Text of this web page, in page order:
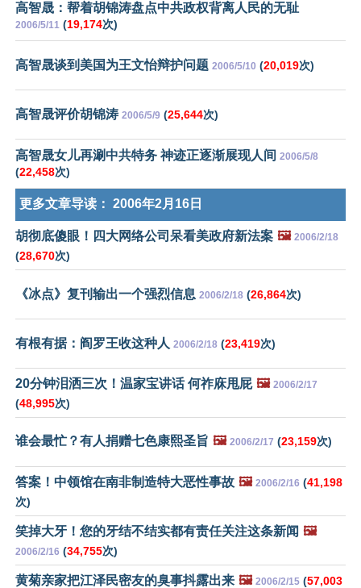
高智晟：帮着胡锦涛盘点中共政权背离人民的无耻
2006/5/11 (19,174次)
高智晟谈到美国为王文怡辩护问题 2006/5/10 (20,019次)
高智晟评价胡锦涛 2006/5/9 (25,644次)
高智晟女儿再涮中共特务 神迹正逐渐展现人间 2006/5/8
(22,458次)
更多文章导读： 2006年2月16日
胡彻底傻眼！四大网络公司呆看美政府新法案 🖼️ 2006/2/18
(28,670次)
《冰点》复刊输出一个强烈信息 2006/2/18 (26,864次)
有根有据：阎罗王收这种人 2006/2/18 (23,419次)
20分钟泪洒三次！温家宝讲话 何祚庥甩屁 🖼️ 2006/2/17
(48,995次)
谁会最忙？有人捐赠七色康熙圣旨 🖼️ 2006/2/17 (23,159次)
答案！中领馆在南非制造特大恶性事故 🖼️ 2006/2/16 (41,198
次)
笑掉大牙！您的牙结不结实都有责任关注这条新闻 🖼️
2006/2/16 (34,755次)
黄菊亲家把江泽民密友的臭事抖露出来 🖼️ 2006/2/15 (57,003